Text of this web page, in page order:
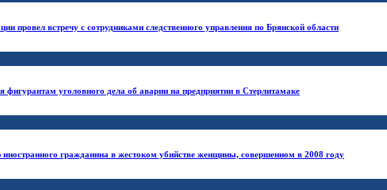
провел встречу с сотрудниками следственного управления по Брянской области
уголовного дела об аварии на предприятии в Стерлитамаке
гражданина в жестоком убийстве женщины, совершенном в 2008 году